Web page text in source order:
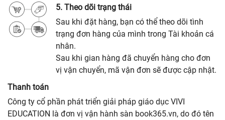
5. Theo dõi trạng thái
Sau khi đặt hàng, bạn có thể theo dõi tình
trạng đơn hàng của mình trong Tài khoản cá
nhân.
Sau khi gian hàng đã chuyển hàng cho đơn
vị vận chuyển, mã vận đơn sẽ được cập nhật.
Thanh toán
Công ty cổ phần phát triển giải pháp giáo dục VIVI
EDUCATION là đơn vị vận hành sàn book365.vn, do đó tên